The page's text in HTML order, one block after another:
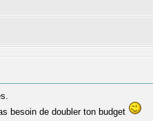
besoin de doubler ton budget